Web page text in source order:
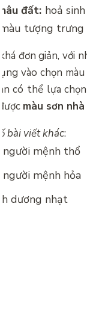
đất: hoả
tượng trưng
đơn giản,
vào chọn
có thể lựa
màu sơn
bài viết khác:
người mệnh thổ
mệnh hỏa
dương nhạt